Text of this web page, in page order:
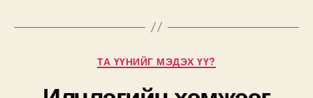
Categories
ТА ҮҮНИЙГ МЭДЭХ ҮҮ?